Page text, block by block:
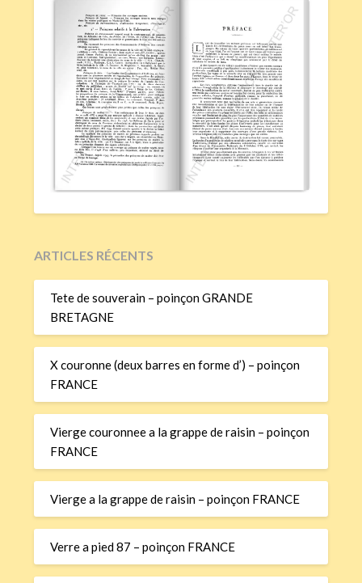
ARTICLES RÉCENTS
Tete de souverain – poinçon GRANDE
BRETAGNE
X couronne (deux barres en forme d’) – poinçon
FRANCE
Vierge couronnee a la grappe de raisin – poinçon
FRANCE
Vierge a la grappe de raisin – poinçon FRANCE
Verre a pied 87 – poinçon FRANCE